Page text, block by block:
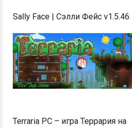
Sally Face | Сэлли Фейс v1.5.46
Terraria PC – игра Террария на